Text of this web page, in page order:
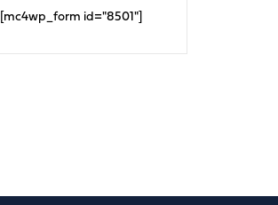
[mc4wp_form id="8501"]